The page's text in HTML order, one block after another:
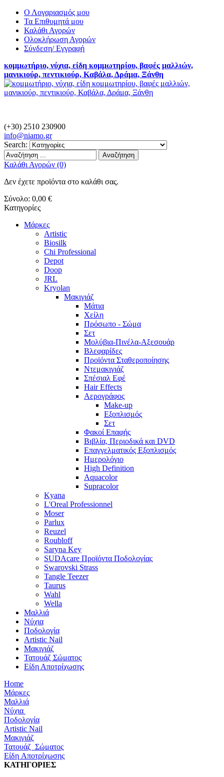
Ο Λογαριασμός μου
Τα Επιθυμητά μου
Καλάθι Αγορών
Ολοκλήρωση Αγορών
Σύνδεση/ Εγγραφή
κομμωτήριο, νύχια, είδη κομμωτηρίου, βαφές μαλλιών,
μανικιούρ, πεντικιούρ, Καβάλα, Δράμα, Ξάνθη
(+30) 2510 230900
info@niamo.gr
Search:
Αναζήτηση
Καλάθι Αγορών (0)
Δεν έχετε προϊόντα στο καλάθι σας.
Σύνολο: 0,00 €
Κατηγορίες
Μάρκες
Artistic
Biosilk
Chi Professional
Depot
Doop
JRL
Kryolan
Μακιγιάζ
Μάτια
Χείλη
Πρόσωπο - Σώμα
Σετ
Μολύβια-Πινέλα-Αξεσουάρ
Βλεφαρίδες
Προϊόντα Σταθεροποίησης
Ντεμακιγιάζ
Σπέσιαλ Εφέ
Hair Effects
Αερογράφος
Make-up
Εξοπλισμός
Σετ
Φακοί Επαφής
Βιβλία, Περιοδικά και DVD
Επαγγελματικός Εξοπλισμός
Ημερολόγιο
High Definition
Aquacolor
Supracolor
Kyana
L'Oreal Professionnel
Moser
Parlux
Reuzel
Roubloff
Saryna Key
SUDAcare Προϊόντα Ποδολογίας
Swarovski Strass
Tangle Teezer
Taurus
Wahl
Wella
Μαλλιά
Νύχια
Ποδολογία
Artistic Nail
Μακιγιάζ
Τατουάζ Σώματος
Είδη Αποτρίχωσης
Home
Μάρκες
Μαλλιά
Νύχια
Ποδολογία
Artistic Nail
Μακιγιάζ
Τατουάζ Σώματος
Είδη Αποτρίχωσης
ΚΑΤΗΓΟΡΙΕΣ